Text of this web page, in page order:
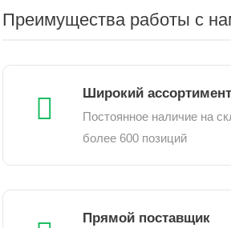
Преимущества работы с
Широкий ассортимент
Постоянное наличие на
более 600 позиций
Прямой поставщик